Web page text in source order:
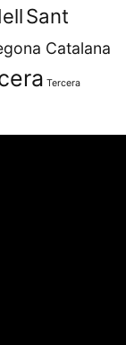
Sant
Catalana
Tercera